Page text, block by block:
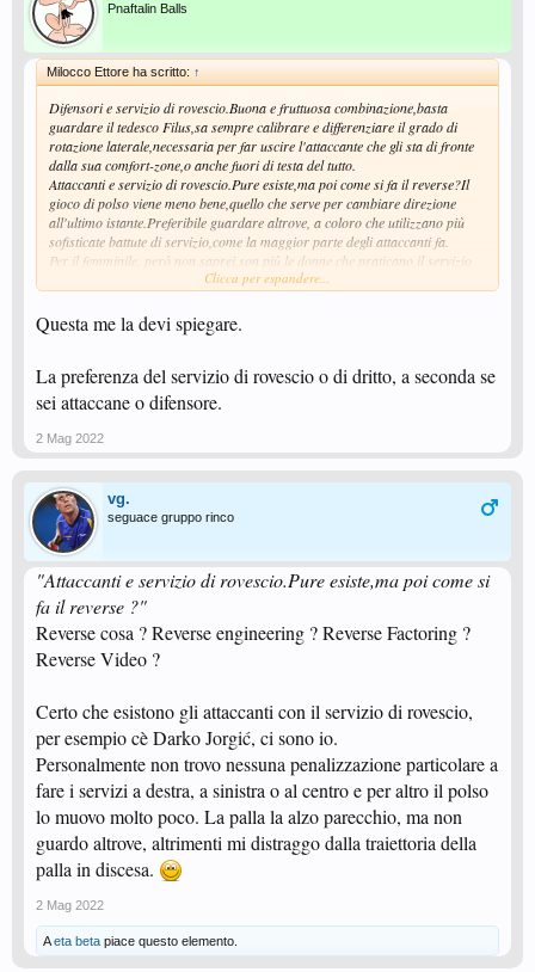
Pnaftalin Balls
Milocco Ettore ha scritto: ↑
Difensori e servizio di rovescio.Buona e fruttuosa combinazione,basta
guardare il tedesco Filus,sa sempre calibrare e differenziare il grado di
rotazione laterale,necessaria per far uscire l'attaccante che gli sta di fronte
dalla sua comfort-zone,o anche fuori di testa del tutto.
Attaccanti e servizio di rovescio.Pure esiste,ma poi come si fa il reverse?Il
gioco di polso viene meno bene,quello che serve per cambiare direzione
all'ultimo istante.Preferibile guardare altrove, a coloro che utilizzano più
sofisticate battute di servizio,come la maggior parte degli attaccanti fa.
Per il femminile, però non saprei,son più le donne che praticano il servizio
con il dritto,o con il rovescio?Clicca per espandere...
Questa me la devi spiegare.
La preferenza del servizio di rovescio o di dritto, a seconda se
sei attaccane o difensore.
2 Mag 2022
vg.
seguace gruppo rinco
"Attaccanti e servizio di rovescio.Pure esiste,ma poi come si
fa il reverse ?"
Reverse cosa ? Reverse engineering ? Reverse Factoring ?
Reverse Video ?
Certo che esistono gli attaccanti con il servizio di rovescio,
per esempio cè Darko Jorgić, ci sono io.
Personalmente non trovo nessuna penalizzazione particolare a
fare i servizi a destra, a sinistra o al centro e per altro il polso
lo muovo molto poco. La palla la alzo parecchio, ma non
guardo altrove, altrimenti mi distraggo dalla traiettoria della
palla in discesa.
2 Mag 2022
Aeta beta piace questo elemento.